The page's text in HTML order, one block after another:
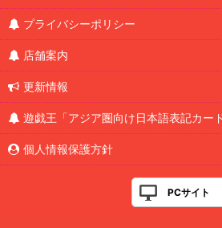
プライバシーポリシー
店舗案内
更新情報
遊戯王「アジア圏向け日本語表記カー
個人情報保護方針
PCサイト